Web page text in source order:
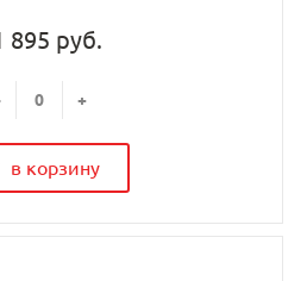
895 руб.
+
в корзину